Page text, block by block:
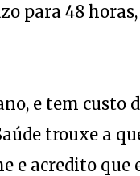
para 48
e tem custo
trouxe a
e acredito que